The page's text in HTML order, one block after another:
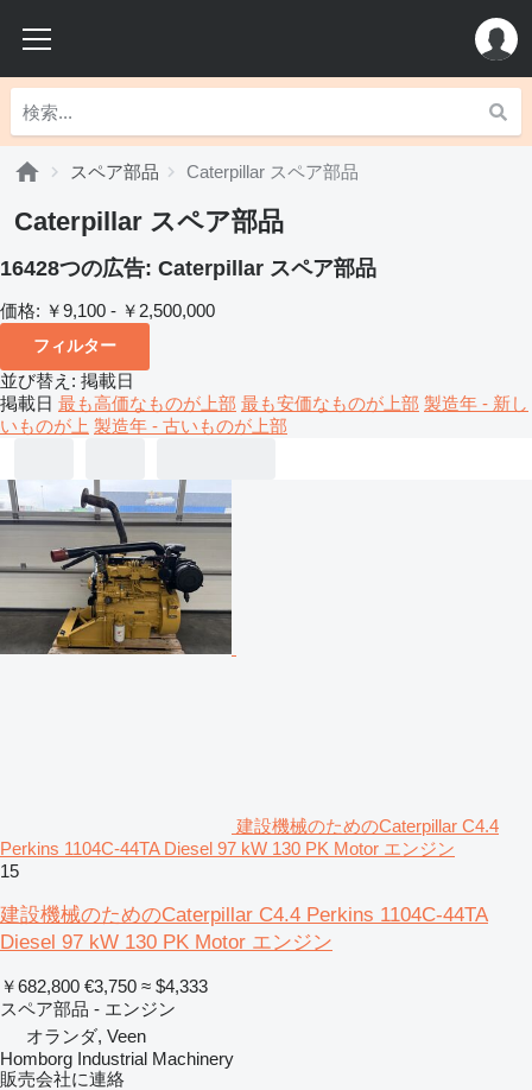
スペア部品 Caterpillar スペア部品
Caterpillar スペア部品
16428つの広告: Caterpillar スペア部品
価格: ￥9,100 - ￥2,500,000
フィルター
並び替え : 掲載日
掲載日 最も高価なものが上部 最も安価なものが上部 製造年 - 新し
いものが上 製造年 - 古いものが上部
建設機械のためのCaterpillar C4.4
Perkins 1104C-44TA Diesel 97 kW 130 PK Motor エンジン
15
建設機械のためのCaterpillar C4.4 Perkins 1104C-44TA
Diesel 97 kW 130 PK Motor エンジン
￥682,800 €3,750 ≈ $4,333
スペア部品 - エンジン
オランダ, Veen
Homborg Industrial Machinery
販売会社に連絡